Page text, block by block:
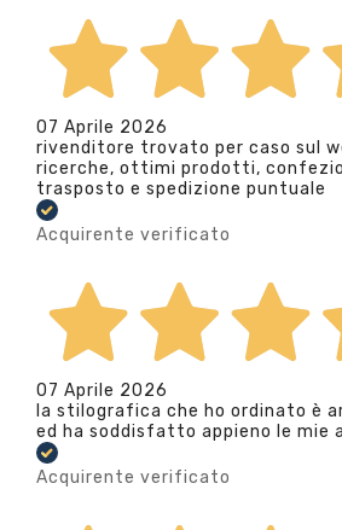
07 Aprile 2026
rivenditore trovato per caso sul
ricerche, ottimi prodotti,
trasposto e spedizione puntuale
Acquirente verificato
07 Aprile 2026
la stilografica che ho ordinato è
ed ha soddisfatto appieno le mie
Acquirente verificato